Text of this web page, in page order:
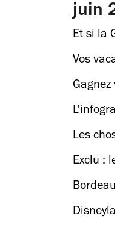
juin
Et si la
Vos
Les
Exclu :